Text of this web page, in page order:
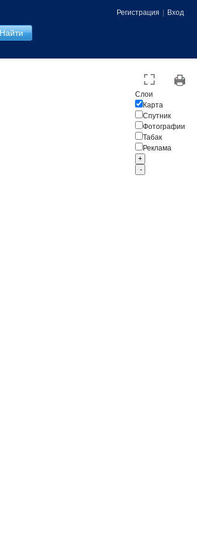
Регистрация Вход
Слои
Карта
Спутник
Фотографии
Табак
Реклама